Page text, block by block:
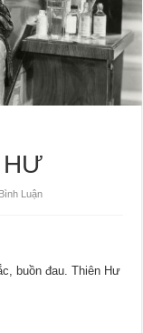
HƯ
Bình Luận
buồn đau. Thiên Hư